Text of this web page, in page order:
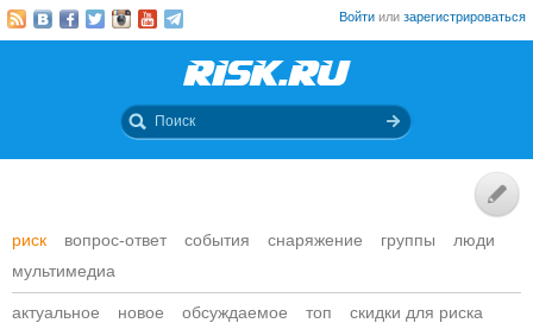
Войти или зарегистрироваться
риск вопрос-ответ события снаряжение группы
люди
мультимедиа
актуальное новое обсуждаемое топ скидки для риска